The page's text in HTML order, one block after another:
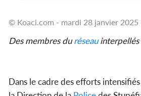
© Koaci.com - mardi 28 janvier 2025
Des membres duréseauinterpellés
Dans le cadre des efforts